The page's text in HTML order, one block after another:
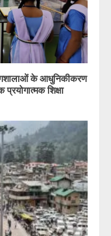
तैयारी शुरू, उत्तराखंड
होगा विशेष गणना
के आधुनिकीकरण
प्रयोगात्मक शिक्षा